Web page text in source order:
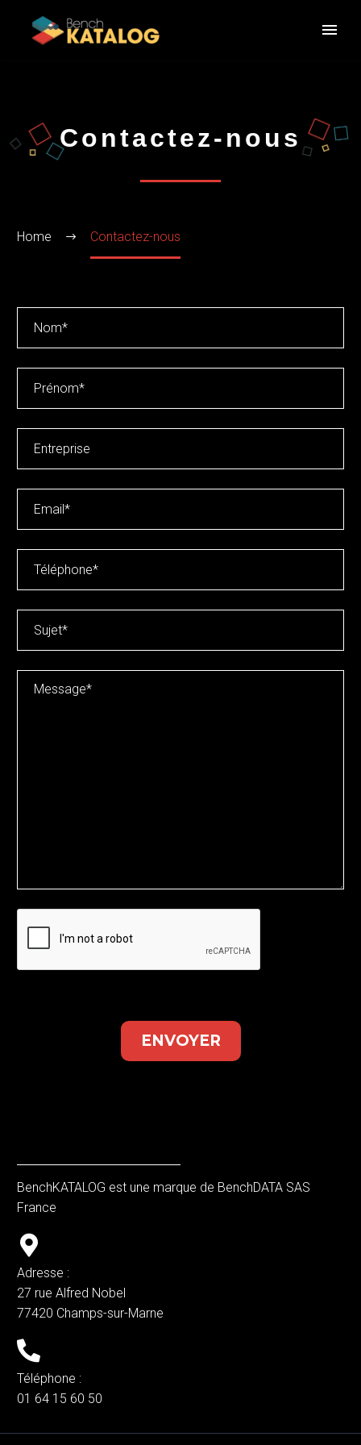
Contactez-nous
Home Contactez-nous
BenchKATALOG est une marque de BenchDATA SAS
France
Adresse :
27 rue Alfred Nobel
77420 Champs-sur-Marne
Téléphone :
01 64 15 60 50